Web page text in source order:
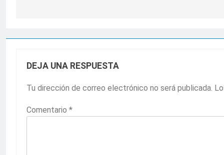
DEJA UNA RESPUESTA
Tu dirección de correo electrónico no será publicada.
Comentario *